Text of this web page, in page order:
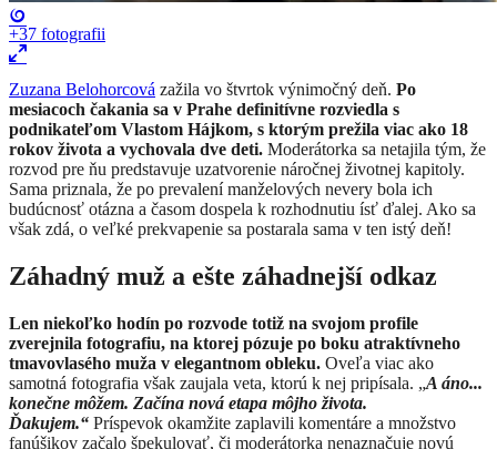
+37 fotografii
Zuzana Belohorcová zažila vo štvrtok výnimočný deň. Po
mesiacoch čakania sa v Prahe definitívne rozviedla s
podnikateľom Vlastom Hájkom, s ktorým prežila viac ako 18
rokov života a vychovala dve deti. Moderátorka sa netajila tým, že
rozvod pre ňu predstavuje uzatvorenie náročnej životnej kapitoly.
Sama priznala, že po prevalení manželových nevery bola ich
budúcnosť otázna a časom dospela k rozhodnutiu ísť ďalej. Ako sa
však zdá, o veľké prekvapenie sa postarala sama v ten istý deň!
Záhadný muž a ešte záhadnejší odkaz
Len niekoľko hodín po rozvode totiž na svojom profile
zverejnila fotografiu, na ktorej pózuje po boku atraktívneho
tmavovlasého muža v elegantnom obleku. Oveľa viac ako
samotná fotografia však zaujala veta, ktorú k nej pripísala. „A áno...
konečne môžem. Začína nová etapa môjho života.
Ďakujem.“ Príspevok okamžite zaplavili komentáre a množstvo
fanúšikov začalo špekulovať, či moderátorka nenaznačuje novú